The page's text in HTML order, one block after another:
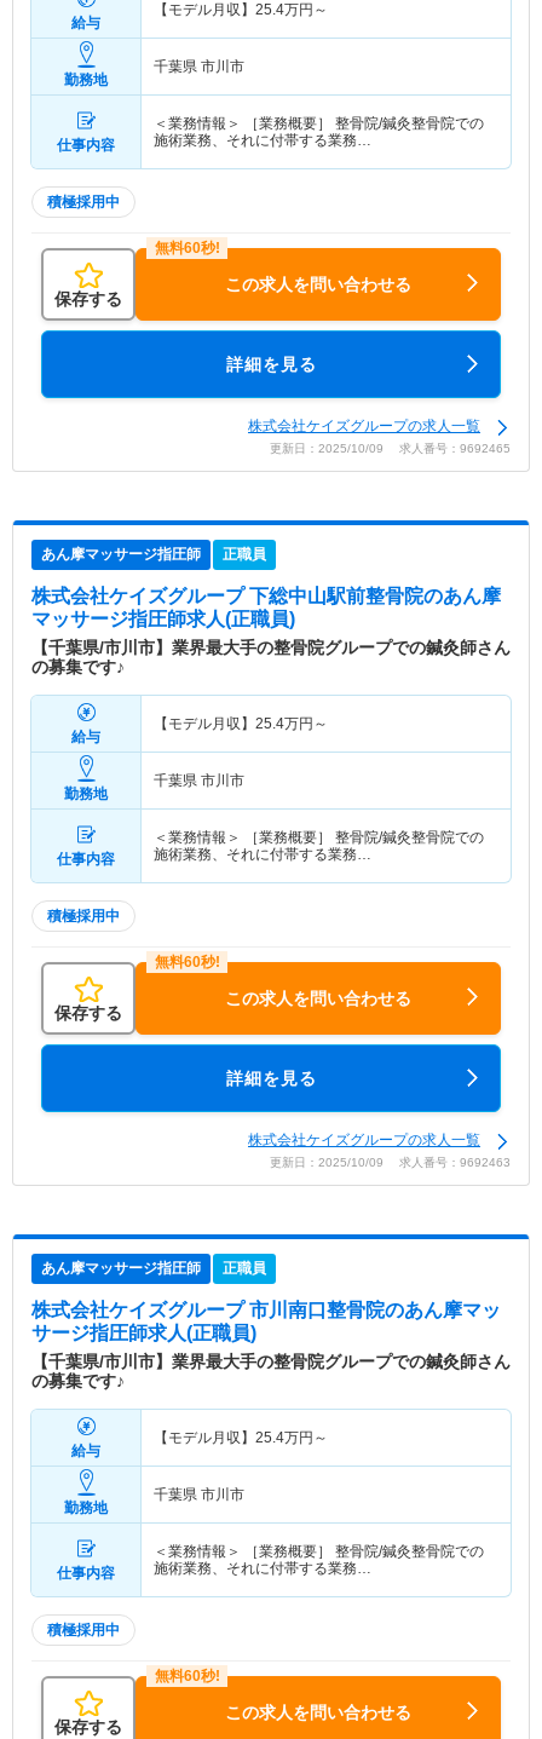
給与
【モデル月収】 25.4万円～
勤務地
千葉県 市川市
仕事内容
＜業務情報＞ ［業務概要］ 整骨院/鍼灸整骨院での
施術業務、それに付帯する業務…
積極採用中
保存する
この求人を問い合わせる
詳細を見る
株式会社ケイズグループの求人一覧
更新日：2025/10/09 求人番号：9692465
あん摩マッサージ指圧師 正職員
株式会社ケイズグループ 下総中山駅前整骨院のあん摩
マッサージ指圧師求人(正職員)
【千葉県/市川市】業界最大手の整骨院グループでの鍼灸師さん
の募集です♪
給与
【モデル月収】 25.4万円～
勤務地
千葉県 市川市
仕事内容
＜業務情報＞ ［業務概要］ 整骨院/鍼灸整骨院での
施術業務、それに付帯する業務…
積極採用中
保存する
この求人を問い合わせる
詳細を見る
株式会社ケイズグループの求人一覧
更新日：2025/10/09 求人番号：9692463
あん摩マッサージ指圧師 正職員
株式会社ケイズグループ 市川南口整骨院のあん摩マッ
サージ指圧師求人(正職員)
【千葉県/市川市】業界最大手の整骨院グループでの鍼灸師さん
の募集です♪
給与
【モデル月収】 25.4万円～
勤務地
千葉県 市川市
仕事内容
＜業務情報＞ ［業務概要］ 整骨院/鍼灸整骨院での
施術業務、それに付帯する業務…
積極採用中
保存する
この求人を問い合わせる